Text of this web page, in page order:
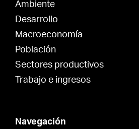
Ambiente
Desarrollo
Macroeconomía
Población
Sectores productivos
Trabajo e ingresos
Navegación